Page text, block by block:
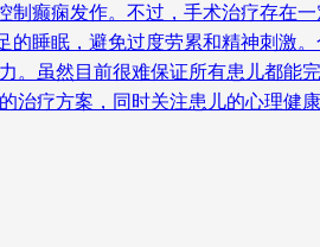
癫痫发作。不过，手术治疗存在
睡眠，避免过度劳累和精神刺激
虽然目前很难保证所有患儿都能
疗方案，同时关注患儿的心理健